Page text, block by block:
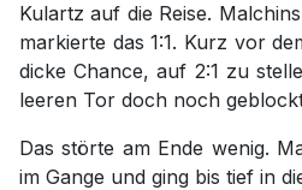
Kulartz auf die Reise.
markierte das 1:1. Kurz vor
dicke Chance, auf 2:1 zu
leeren Tor doch noch
Das störte am Ende wenig.
im Gange und ging bis tief in